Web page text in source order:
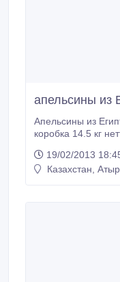
апельсины из
Апельсины из Египта, размер 72-80, сорт
коробка 14.5 кг
19/02/2013
Казахстан,